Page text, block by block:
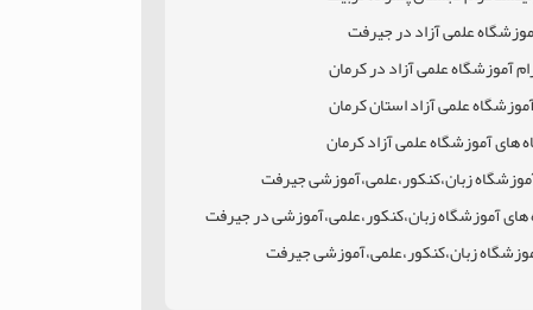
علمی آزاد در جیرفت
آموزشگاه علمی آزاد در کرمان
علمی آزاد استان کرمان
آموزشگاه علمی آزاد کرمان
زبان،کنکور،علمی،آموزشی جیرفت
آموزشگاه زبان،کنکور،علمی،آموزشی در جیرفت
زبان،کنکور،علمی،آموزشی جیرفت